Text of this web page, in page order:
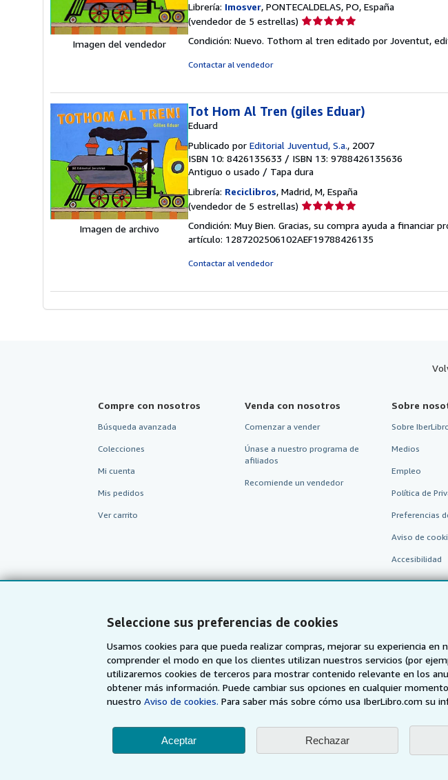
Seleccione sus preferencias de cookies
Usamos cookies para que pueda realizar compras, mejorar su experiencia
comprender el modo en que los clientes utilizan nuestros servicios (por
utilizaremos cookies de terceros para mostrar contenido relevante en los
obtener más información. Puede cambiar sus opciones en cualquier
nuestroAviso de cookies. Para saber más sobre cómo usa IberLibro.com su
Aceptar Rechazar
Imagen del vendedor
Librería: Imosver, PONTECALDELAS, PO, España
(vendedor de 5 estrellas) Calificación
vendedor:
Condición: Nuevo. Tothom al tren editado por Joventut,
Contactar al vendedor
Imagen de archivo
Tot Hom Al Tren (giles Eduar)
Eduard
Publicado por Editorial Juventud, S.a., 2007
ISBN 10: 8426135633 / ISBN 13: 9788426135636
Antiguo o usado / Tapa dura
Librería: Reciclibros, Madrid, M, España
(vendedor de 5 estrellas) Calificación
vendedor:
5
Condición: Muy Bien. Gracias, su compra ayuda a financiar
artículo: 1287202506102AEF19788426135
Contactar al vendedor
Compre con nosotros
Búsqueda avanzada
Colecciones
Mi cuenta
Mis pedidos
Ver carrito
Venda con nosotros
Comenzar a vender
Únase a nuestro programa de
afiliados
Recomiende un vendedor
Sobre
Sobre
Medios
Empleo
Política de
Preferencias
Aviso de
Accesibilidad
AbeBooks.com AbeBooks.co.uk AbeBooks.de
Utilizando la página web, usted confirma que ha leído,